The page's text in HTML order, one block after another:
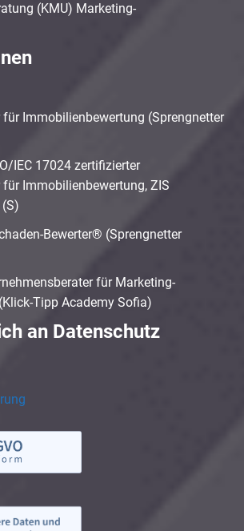
(KMU) Marketing-
Immobilienbewertung (Sprengnetter
IEC 17024 zertifizierter
Immobilienbewertung, ZIS
Bewerter® (Sprengnetter
für Marketing-
Tipp Academy Sofia)
an Datenschutz